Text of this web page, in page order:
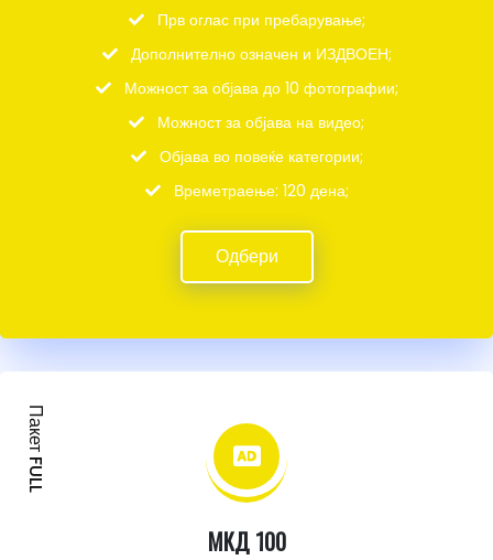
Прв оглас при пребарување;
Дополнително означен и ИЗДВОЕН;
Можност за објава до 10 фотографии;
Можност за објава на видео;
Објава во повеќе категории;
Времетраење: 120 дена;
Одбери
Пакет FULL
МКД 100